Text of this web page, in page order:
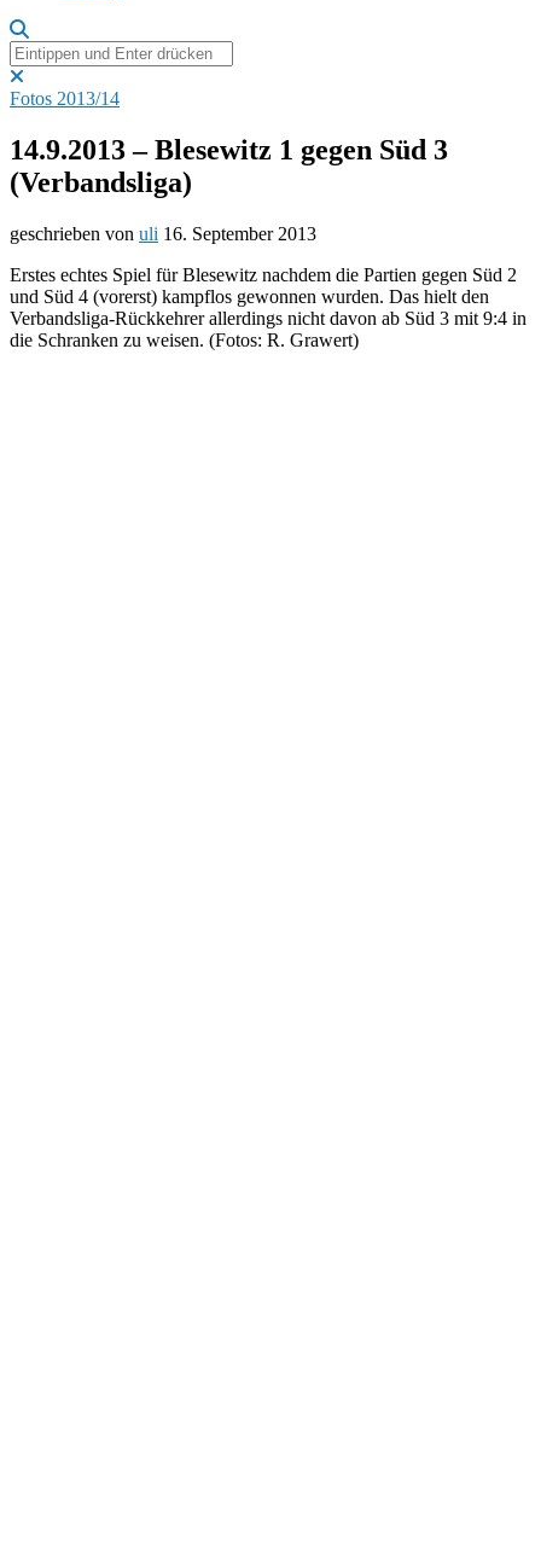
Fotos 2013/14
14.9.2013 – Blesewitz 1 gegen Süd 3
(Verbandsliga)
geschrieben von uli 16. September 2013
Erstes echtes Spiel für Blesewitz nachdem die Partien gegen Süd 2
und Süd 4 (vorerst) kampflos gewonnen wurden. Das hielt den
Verbandsliga-Rückkehrer allerdings nicht davon ab Süd 3 mit 9:4 in
die Schranken zu weisen. (Fotos: R. Grawert)